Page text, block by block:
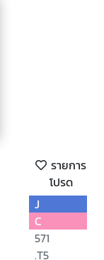
รายการ
โปรด
J
C
571
.T5